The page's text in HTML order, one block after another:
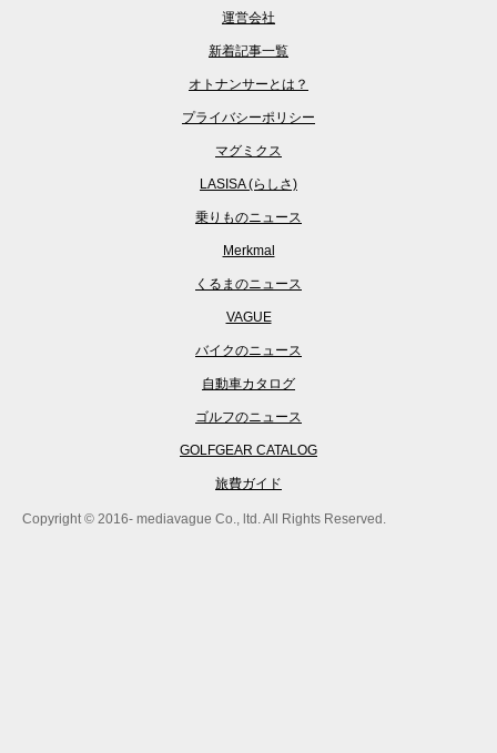
運営会社
新着記事一覧
オトナンサーとは？
プライバシーポリシー
マグミクス
LASISA (らしさ)
乗りものニュース
Merkmal
くるまのニュース
VAGUE
バイクのニュース
自動車カタログ
ゴルフのニュース
GOLFGEAR CATALOG
旅費ガイド
Copyright © 2016- mediavague Co., ltd. All Rights Reserved.